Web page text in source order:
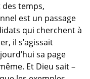
temps,
est un passage
qui cherchent à
il s’agissait
sa page
Et Dieu sait –